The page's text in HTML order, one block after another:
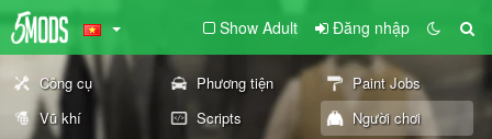
Show Adult Đăng nhập
Công cụ Phương tiện
Paint Jobs
Vũ khí
Scripts
Người chơi